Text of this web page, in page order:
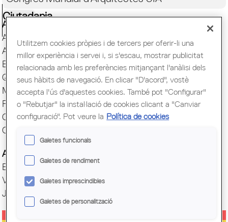
Ciutadania
Actes i Exposicions
Arxiu Històric
Arquitectura catalana
Biblioteca
Quaderns
Mostra d'Arquitectura
Premis Arquitec. Girona
Oficina del Paisatge
Centre Obert d'Arquitectura
Actes COAC
Exposicions COAC
Visites COAC
Jornades
Utilitzem cookies pròpies i de tercers per oferir-li una
millor experiència i servei i, si s'escau, mostrar publicitat
relacionada amb les preferències mitjançant l'anàlisi dels
seus hàbits de navegació. En clicar "D'acord", vostè
accepta l'ús d'aquestes cookies. També pot "Configurar"
o "Rebutjar" la instal·lació de cookies clicant a "Canviar
configuració". Pot veure la Política de cookies
Galetes funcionals
Galetes de rendiment
Galetes imprescindibles
Galetes de personalització